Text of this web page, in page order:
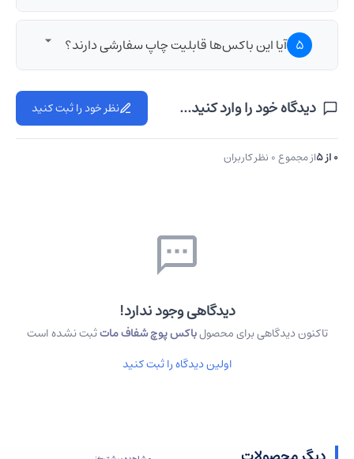
بله، این باکس‌ها برای نگهداری در فریزر مناسب هستند.
5 آیا این باکس‌ها قابلیت چاپ سفارشی دارند؟
بله، می‌توانید طرح‌های دلخواه خود را روی باکس‌های مات
چاپ کنید.
دیدگاه خود را وارد کنید... نظر خود را ثبت کنید
از مجموع 0 نظر کاربران
دیدگاهی وجود ندارد!
تاکنون دیدگاهی برای محصولباکس پوچ شفاف ماتثبت نشده است
اولین دیدگاه را ثبت کنید